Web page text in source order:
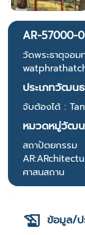
AR-57000-
วัดพระธาตุจอม
ประเภทวัฒน
จับต้องได้ :
หมวดหมู่วัฒ
สถาปัตยกรรม
ศาสนสถาน
ข้อมูล/ป